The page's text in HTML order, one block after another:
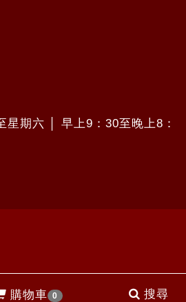
購物車 0 搜尋
星期六 │ 早上9：30至晚上8：